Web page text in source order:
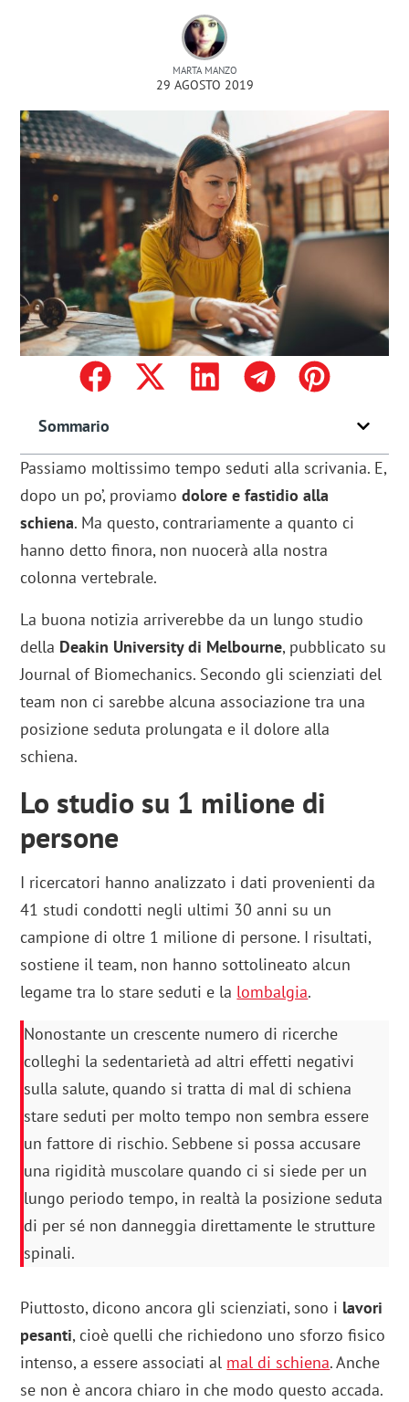
MARTA MANZO
29 AGOSTO 2019
Sommario
Passiamo moltissimo tempo seduti alla scrivania. E,
dopo un po’, proviamodolore e fastidio alla
schiena. Ma questo, contrariamente a quanto ci
hanno detto finora, non nuocerà alla nostra
colonna vertebrale.
La buona notizia arriverebbe da un lungo studio
della Deakin University di Melbourne, pubblicato su
Journal of Biomechanics. Secondo gli scienziati del
team non ci sarebbe alcuna associazione tra una
posizione seduta prolungata e il dolore alla
schiena.
Lo studio su 1 milione di
persone
I ricercatori hanno analizzato i dati provenienti da
41 studi condotti negli ultimi 30 anni su un
campione di oltre 1 milione di persone. I risultati,
sostiene il team, non hanno sottolineato alcun
legame tra lo stare seduti e la lombalgia.
Nonostante un crescente numero di ricerche
colleghi la sedentarietà ad altri effetti negativi
sulla salute, quando si tratta di mal di schiena
stare seduti per molto tempo non sembra essere
un fattore di rischio. Sebbene si possa accusare
una rigidità muscolare quando ci si siede per un
lungo periodo tempo, in realtà la posizione seduta
di per sé non danneggia direttamente le strutture
spinali.
Piuttosto, dicono ancora gli scienziati, sono i lavori
pesanti, cioè quelli che richiedono uno sforzo fisico
intenso, a essere associati al mal di schiena. Anche
se non è ancora chiaro in che modo questo accada.